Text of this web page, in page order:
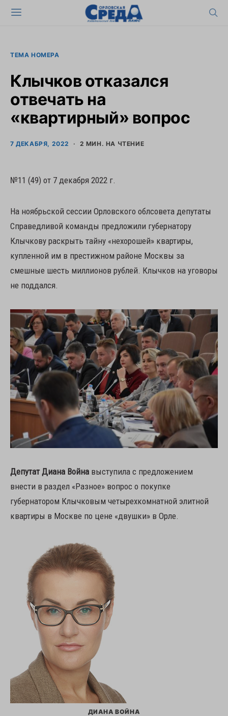
ТЕМА НОМЕРА
Клычков отказался
отвечать на
«квартирный» вопрос
7 ДЕКАБРЯ, 2022 2 МИН. НА ЧТЕНИЕ
№11 (49) от 7 декабря 2022 г.
На ноябрьской сессии Орловского облсовета депутаты
Справедливой команды предложили губернатору
Клычкову раскрыть тайну «нехорошей» квартиры,
купленной им в престижном районе Москвы за
смешные шесть миллионов рублей. Клычков на уговоры
не поддался.
Депутат Диана Война выступила с предложением
внести в раздел «Разное» вопрос о покупке
губернатором Клычковым четырехкомнатной элитной
квартиры в Москве по цене «двушки» в Орле.
ДИАНА ВОЙНА